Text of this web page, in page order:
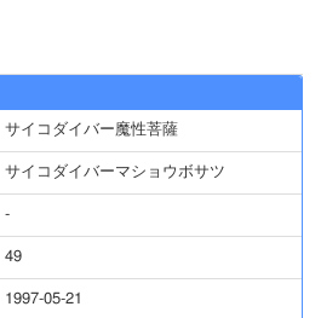
サイコダイバー魔性菩薩
サイコダイバーマショウボサツ
-
49
1997-05-21